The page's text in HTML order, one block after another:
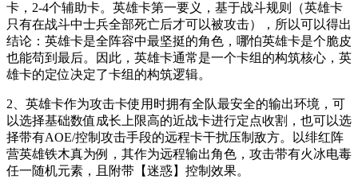
卡，2-4个辅助卡。英雄卡第一要义，基于战斗规则（英雄卡
只有在战斗中士兵全部死亡后才可以被攻击），所以可以得出
结论：英雄卡是全阵容中最坚挺的角色，哪怕英雄卡是个脆皮
也能苟到最后。因此，英雄卡通常是一个卡组的构筑核心，英
雄卡的定位决定了卡组的构筑逻辑。
2、英雄卡作为攻击卡使用时拥有全队最安全的输出环境，可
以选择基础数值成长上限高的近战卡进行定点收割，也可以选
择带有AOE/控制攻击手段的远程卡干扰压制敌方。以绯红阵
营英雄铁木真为例，其作为远程输出角色，攻击带有火冰电毒
任一随机元素，且附带【迷惑】控制效果。